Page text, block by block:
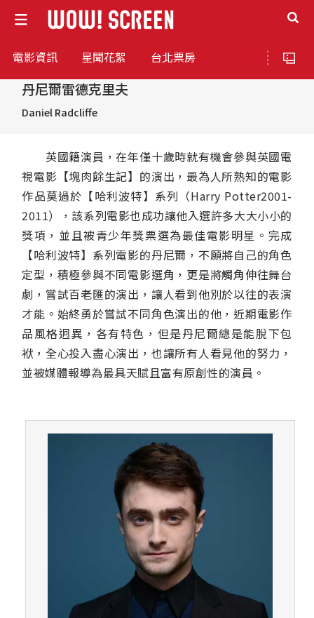
電影資訊 星聞花絮 台北票房
丹尼爾雷德克里夫
Daniel Radcliffe
英國籍演員，在年僅十歲時就有機會參與英國電
視電影【塊肉餘生記】的演出，最為人所熟知的電影
作品莫過於【哈利波特】系列（Harry Potter2001-
2011），該系列電影也成功讓他入選許多大大小小的
獎項，並且被青少年獎票選為最佳電影明星。完成
【哈利波特】系列電影的丹尼爾，不願將自己的角色
定型，積極參與不同電影選角，更是將觸角伸往舞台
劇，嘗試百老匯的演出，讓人看到他別於以往的表演
才能。始終勇於嘗試不同角色演出的他，近期電影作
品風格迥異，各有特色，但是丹尼爾總是能脫下包
袱，全心投入盡心演出，也讓所有人看見他的努力，
並被媒體報導為最具天賦且富有原創性的演員。